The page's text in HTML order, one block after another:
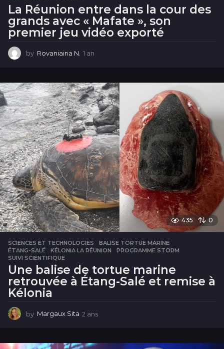
La Réunion entre dans la cour des
grands avec « Mafate », son
premier jeu vidéo exporté
by Rovaniaina N. 1 an
435 0
SCIENCES ET TECHNOLOGIES BALISE TORTUE MARINE
ÉTANG-SALÉ
,KÉLONIA LA RÉUNION ,PROGRAMME STORM
SUIVI SCIENTIFIQUE
Une balise de tortue marine
retrouvée à Étang-Salé et remise à
Kélonia
by Margaux Sita 2 ans
s